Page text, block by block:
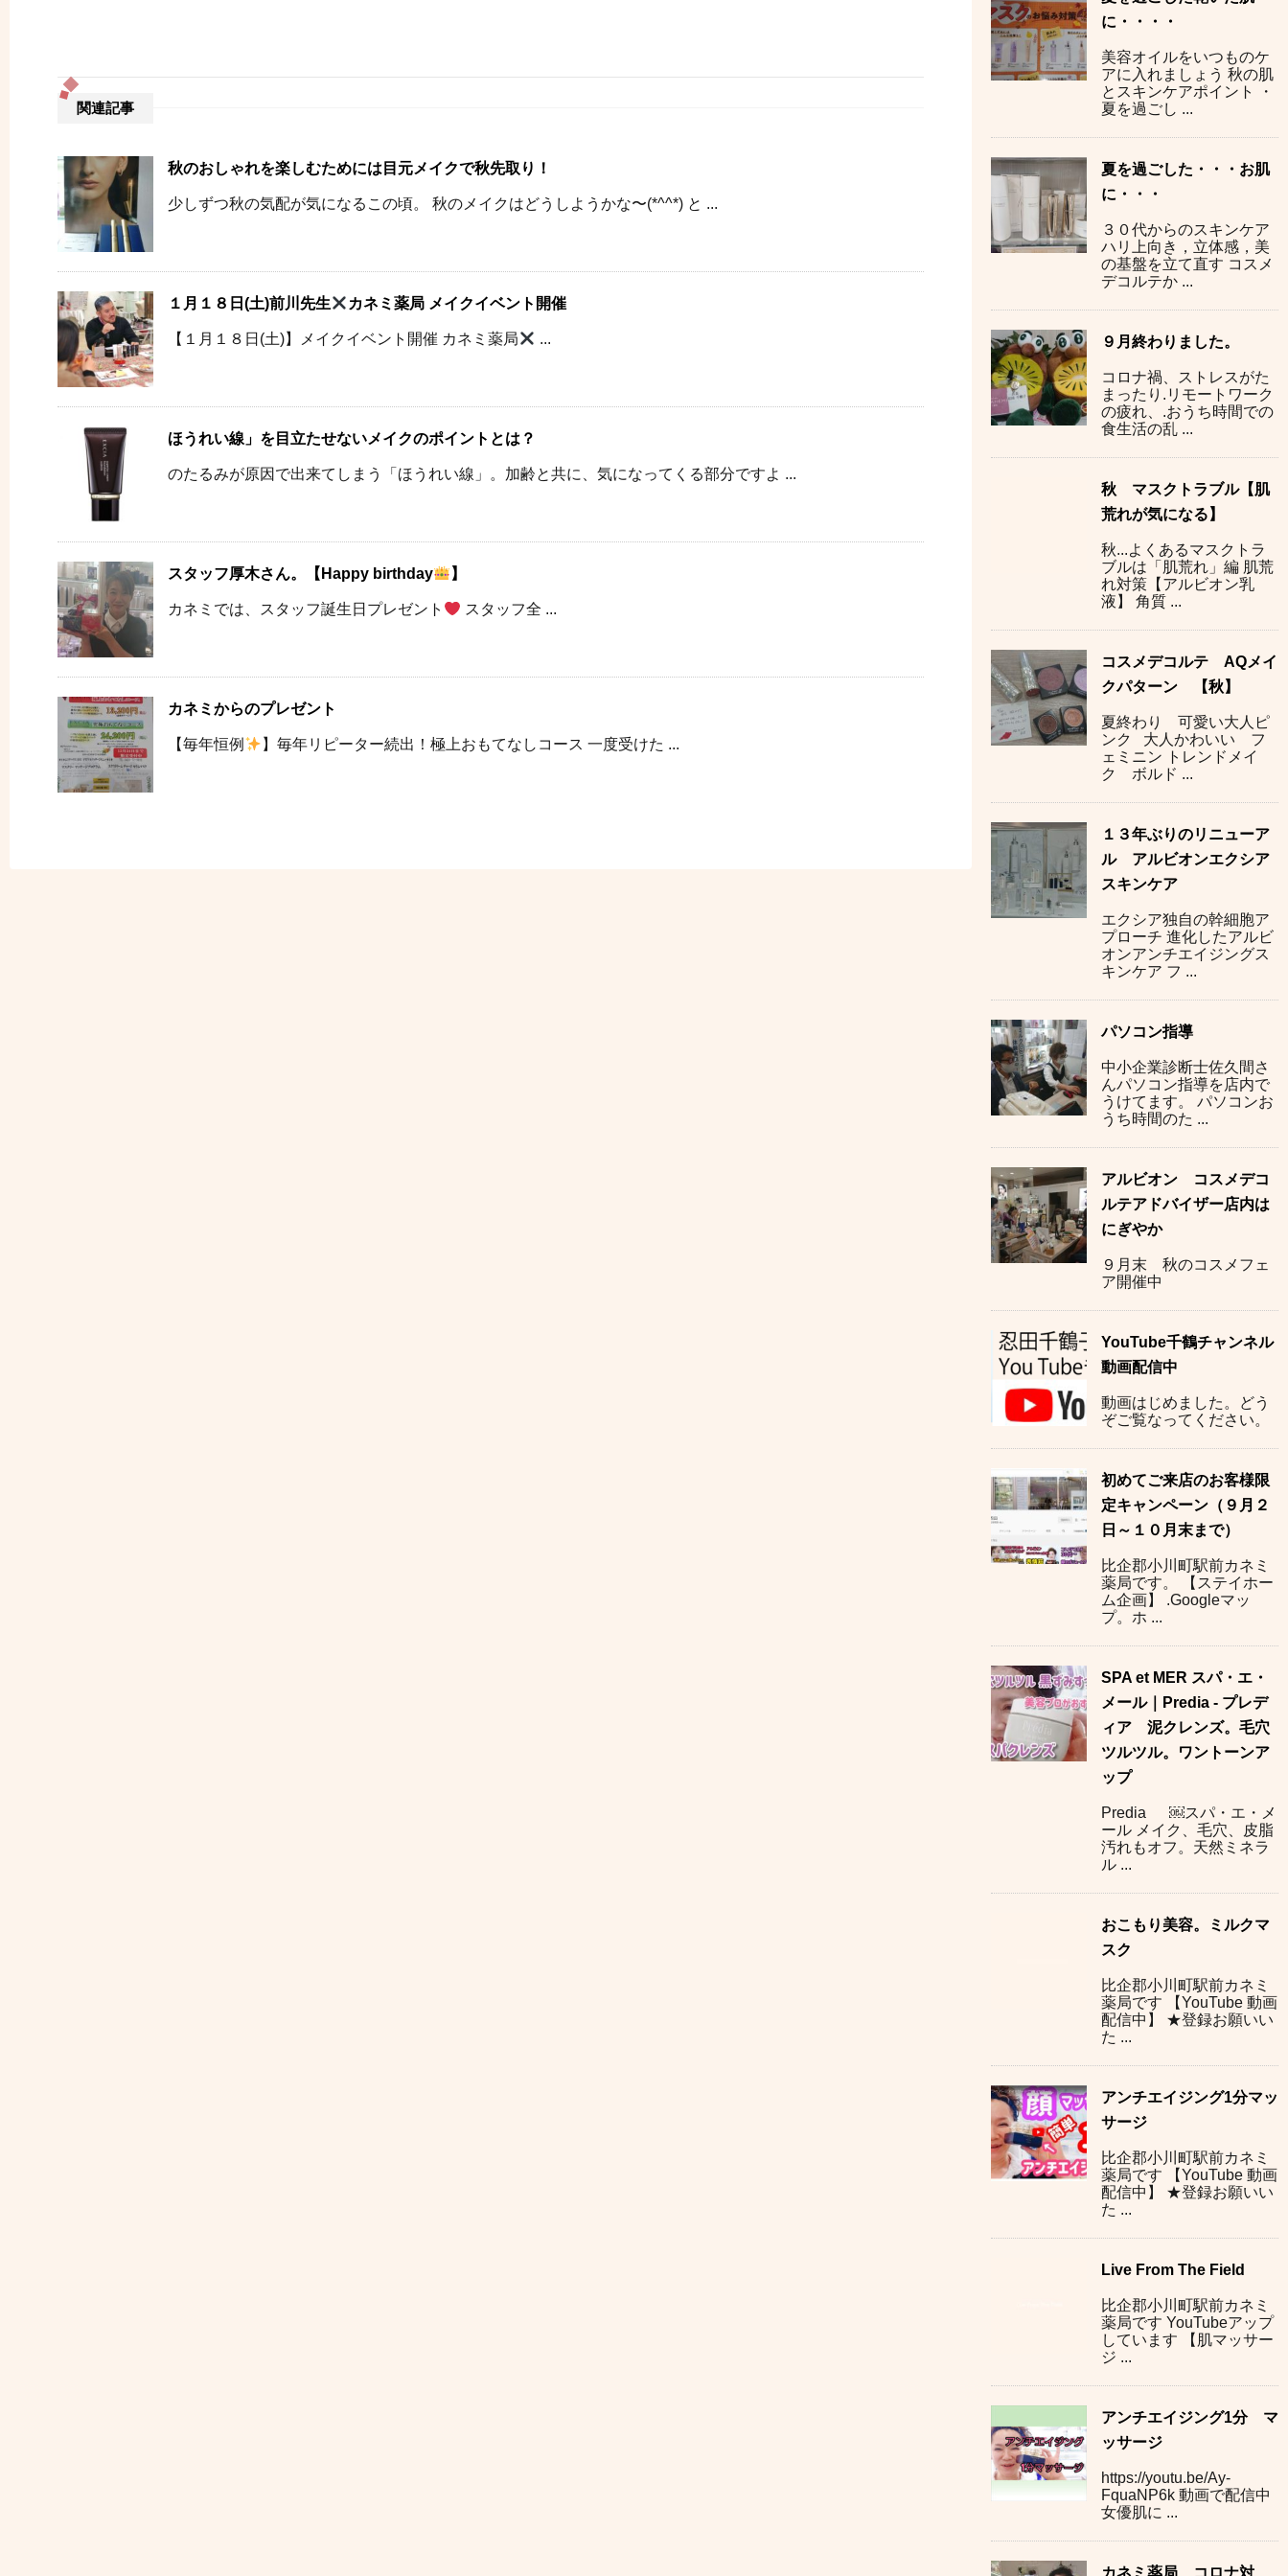
関連記事
秋のおしゃれを楽しむためには目元メイクで秋先取り！
少しずつ秋の気配が気になるこの頃。 秋のメイクはどうしようかな〜(*^^*) と ...
１月１８日(土)前川先生 カネミ薬局 メイクイベント開催
【１月１８日(土)】メイクイベント開催 カネミ薬局 ...
ほうれい線」を目立たせないメイクのポイントとは？
のたるみが原因で出来てしまう「ほうれい線」。加齢と共に、気になってくる部分ですよ ...
スタッフ厚木さん。【Happy birthday 】
カネミでは、スタッフ誕生日プレゼント スタッフ全 ...
カネミからのプレゼント
【毎年恒例 】毎年リピーター続出！極上おもてなしコース 一度受けた ...
に・・・・
美容オイルをいつものケ
アに入れましょう 秋の肌
とスキンケアポイント ・
夏を過ごし ...
夏を過ごした・・・お肌
に・・・
３０代からのスキンケア
ハリ上向き，立体感，美
の基盤を立て直す コスメ
デコルテか ...
９月終わりました。
コロナ禍、ストレスがた
まったり.リモートワーク
の疲れ、.おうち時間での
食生活の乱 ...
秋 マスクトラブル【肌
荒れが気になる】
秋...よくあるマスクトラ
ブルは「肌荒れ」編 肌荒
れ対策【アルビオン乳
液】 角質 ...
コスメデコルテ AQメイ
クパターン 【秋】
夏終わり 可愛い大人ピ
ンク 大人かわいい フ
ェミニン トレンドメイ
ク ボルド ...
１３年ぶりのリニューア
ル アルビオンエクシア
スキンケア
エクシア独自の幹細胞ア
プローチ 進化したアルビ
オンアンチエイジングス
キンケア フ ...
パソコン指導
中小企業診断士佐久間さ
んパソコン指導を店内で
うけてます。 パソコンお
うち時間のた ...
アルビオン コスメデコ
ルテアドバイザー店内は
にぎやか
９月末 秋のコスメフェ
ア開催中
YouTube千鶴チャンネル
動画配信中
動画はじめました。どう
ぞご覧なってください。
初めてご来店のお客様限
定キャンペーン（９月２
日～１０月末まで）
比企郡小川町駅前カネミ
薬局です。 【ステイホー
ム企画】 .Googleマッ
プ。ホ ...
SPA et MER スパ・エ・
メール｜Predia - プレデ
ィア 泥クレンズ。毛穴
ツルツル。ワントーンア
ップ
Predia ￼スパ・エ・メ
ール メイク、毛穴、皮脂
汚れもオフ。天然ミネラ
ル ...
おこもり美容。ミルクマ
スク
比企郡小川町駅前カネミ
薬局です 【YouTube 動画
配信中】 ★登録お願いい
た ...
アンチエイジング1分マッ
サージ
比企郡小川町駅前カネミ
薬局です 【YouTube 動画
配信中】 ★登録お願いい
た ...
Live From The Field
比企郡小川町駅前カネミ
薬局です YouTubeアップ
しています 【肌マッサー
ジ ...
アンチエイジング1分 マ
ッサージ
https://youtu.be/Ay-
FquaNP6k 動画で配信中
女優肌に ...
カネミ薬局 コロナ対